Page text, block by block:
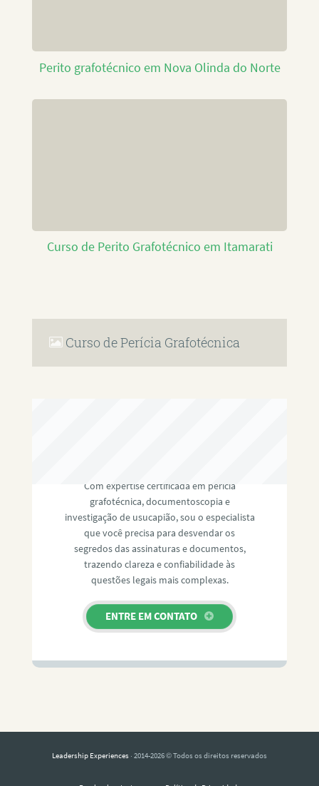
Perito grafotécnico em Nova Olinda do Norte
Curso de Perito Grafotécnico em Itamarati
Curso de Perícia Grafotécnica
Com expertise certificada em perícia
grafotécnica, documentoscopia e
investigação de usucapião, sou o especialista
que você precisa para desvendar os
segredos das assinaturas e documentos,
trazendo clareza e confiabilidade às
questões legais mais complexas.
ENTRE EM CONTATO
Leadership Experiences · 2014-2026 © Todos os direitos reservados